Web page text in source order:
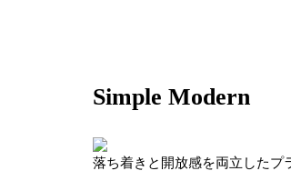
Simple Modern
落ち着きと開放感を両立したプ